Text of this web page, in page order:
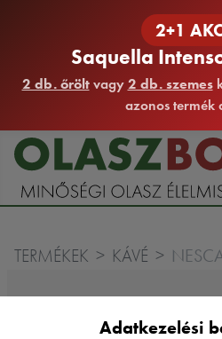
2+1
Saquella
2 db. őröltvagy 2 db. szemes
azonos termék
TERMÉKEK KÁVÉ
Adatkezelési